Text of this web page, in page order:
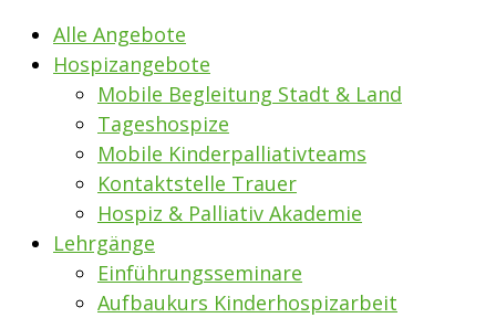
Alle Angebote
Hospizangebote
Mobile Begleitung Stadt & Land
Tageshospize
Mobile Kinderpalliativteams
Kontaktstelle Trauer
Hospiz & Palliativ Akademie
Lehrgänge
Einführungsseminare
Aufbaukurs Kinderhospizarbeit